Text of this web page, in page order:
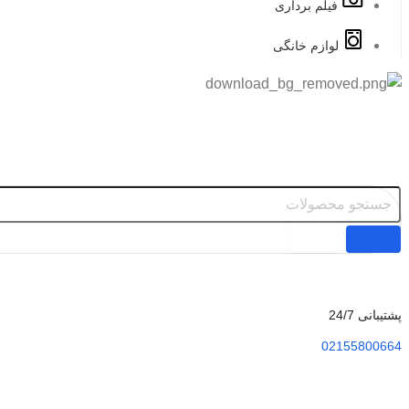
فیلم برداری
لوازم خانگی
پشتیبانی 24/7
02155800664